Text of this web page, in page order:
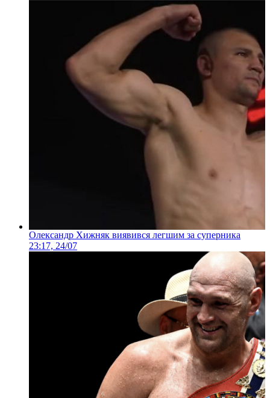
Олександр Хижняк виявився легшим за суперника
23:17, 24/07